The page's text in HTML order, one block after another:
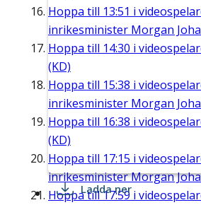
Hoppa till 13:51 i
inrikesminister Morgan
Hoppa till 14:30 i
(KD)
Hoppa till 15:38 i
inrikesminister Morgan
Hoppa till 16:38 i
(KD)
Hoppa till 17:15 i
inrikesminister Morgan
Hoppa till17:59 i
Ladda ner